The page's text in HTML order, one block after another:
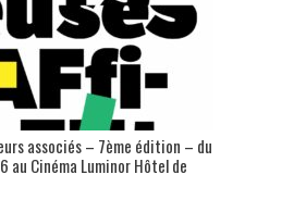
associés – 7ème édition – du
au Cinéma Luminor Hôtel de